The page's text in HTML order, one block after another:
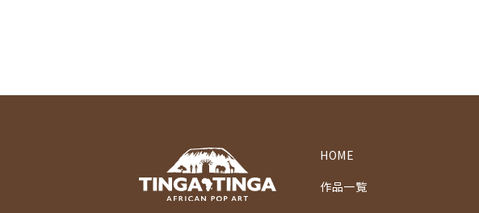
HOME
作品一覧